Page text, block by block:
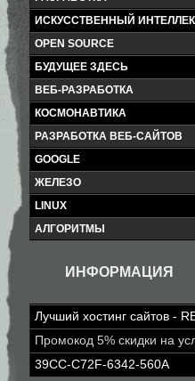
ИСКУССТВЕННЫЙ
OPEN SOURCE
БУДУЩЕЕ ЗДЕСЬ
ВЕБ-РАЗРАБОТКА
КОСМОНАВТИКА
РАЗРАБОТКА ВЕБ-САЙТОВ
GOOGLE
ЖЕЛЕЗО
LINUX
АЛГОРИТМЫ
ИНФОРМАЦИЯ
Лучший хостинг сайтов -
Промокод 5% скидки на
39CC-C72F-6342-560A